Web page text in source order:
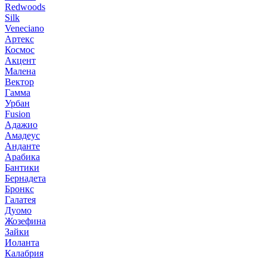
Redwoods
Silk
Veneciano
Артекс
Космос
Акцент
Малена
Вектор
Гамма
Урбан
Fusion
Адажио
Амадеус
Анданте
Арабика
Бантики
Бернадета
Бронкс
Галатея
Дуомо
Жозефина
Зайки
Иоланта
Калабрия